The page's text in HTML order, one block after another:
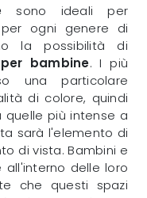
sono ideali per
ogni genere di
la possibilità di
per bambine. I più
una particolare
di colore, quindi
quelle più intense a
sarà l'elemento di
di vista. Bambini e
all'interno delle loro
che questi spazi